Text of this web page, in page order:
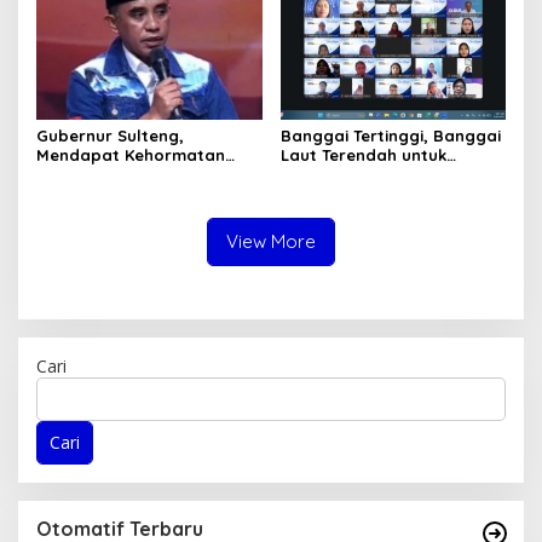
Gubernur Sulteng,
Mendapat Kehormatan
Banggai Tertinggi, Banggai
Laut Terendah untuk
View More
Cari
Cari
Otomatif Terbaru